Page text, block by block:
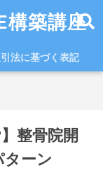
構築講座
法に基づく表記
整骨院開
ターン